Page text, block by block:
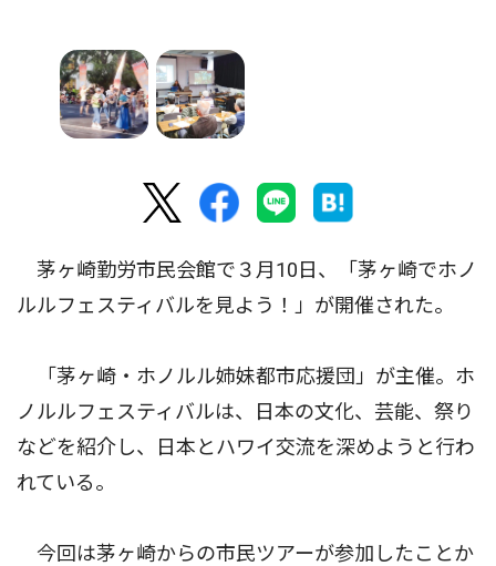
茅ヶ崎勤労市民会館で３月10日、「茅ヶ崎でホノ
ルルフェスティバルを見よう！」が開催された。
「茅ヶ崎・ホノルル姉妹都市応援団」が主催。ホ
ノルルフェスティバルは、日本の文化、芸能、祭り
などを紹介し、日本とハワイ交流を深めようと行わ
れている。
今回は茅ヶ崎からの市民ツアーが参加したことか